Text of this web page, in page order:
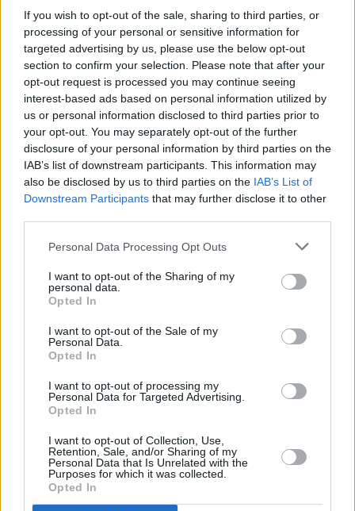
If you wish to opt-out of the sale, sharing to third parties, or
processing of your personal or sensitive information for
targeted advertising by us, please use the below opt-out
section to confirm your selection. Please note that after your
opt-out request is processed you may continue seeing
interest-based ads based on personal information utilized by
us or personal information disclosed to third parties prior to
your opt-out. You may separately opt-out of the further
disclosure of your personal information by third parties on the
IAB’s list of downstream participants. This information may
also be disclosed by us to third parties on the IAB’s List of
Downstream Participants that may further disclose it to other
Personal Data Processing Opt Outs
I want to opt-out of the Sharing of my
personal data.
Opted In
I want to opt-out of the Sale of my
Personal Data.
Opted In
I want to opt-out of processing my
Personal Data for Targeted Advertising.
Opted In
I want to opt-out of Collection, Use,
Retention, Sale, and/or Sharing of my
Personal Data that Is Unrelated with the
Purposes for which it was collected.
Opted In
ΠΟΛΙΤΙΚΉ
Μαρινάκης: Την εβδομάδα που
μας έρχεται θα φανεί στην
αντλία η μείωση της τιμής του
πετρελαίου
14:00, 19 Ιουνίου 2026
Μαρινάκης: Νέο πακέτο
ΠΟΛΙΤΙΚΉ
των εκλογών
ΠΟΛΙΤΙΚΉ
προπαγάνδας σε αξιόπιστο
μέσο
13:56, 11 Ιουνίου 2026